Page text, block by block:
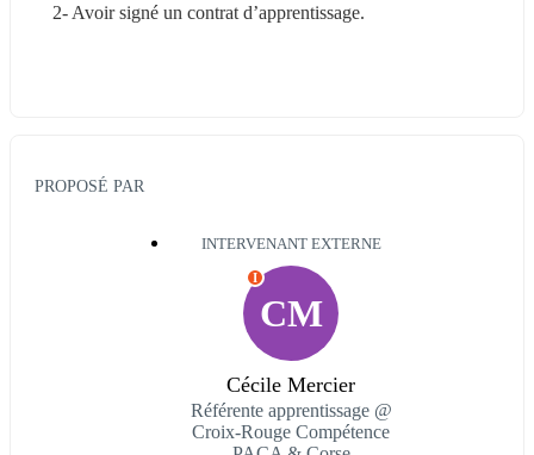
2- Avoir signé un contrat d’apprentissage.
PROPOSÉ PAR
INTERVENANT EXTERNE
CM
I
Cécile Mercier
Référente apprentissage @
Croix-Rouge Compétence